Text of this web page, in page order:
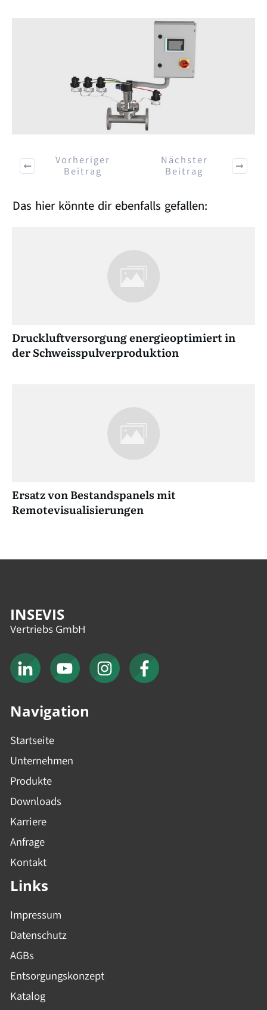
Vorheriger
Beitrag
Nächster
Beitrag
Das hier könnte dir ebenfalls gefallen:
Druckluftversorgung energieoptimiert in
der Schweisspulverproduktion
Ersatz von Bestandspanels mit
Remotevisualisierungen
INSEVIS
Vertriebs GmbH
Navigation
Startseite
Unternehmen
Produkte
Downloads
Karriere
Anfrage
Kontakt
Links
Impressum
Datenschutz
AGBs
Entsorgungskonzept
Katalog